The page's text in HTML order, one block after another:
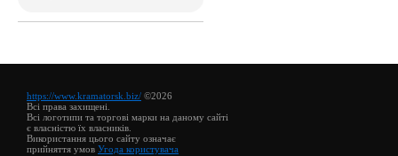
https://www.kramatorsk.biz/ ©2026
Всі права захищені.
Всі логотипи та торгові марки на даному сайті
є власністю їх власників.
Використання цього сайту означає
прийняття умов Угода користувача